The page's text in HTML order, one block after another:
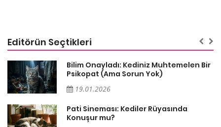
Editörün Seçtikleri
Bilim Onayladı: Kediniz Muhtemelen Bir
Psikopat (Ama Sorun Yok)
19.01.2026
Pati Sineması: Kediler Rüyasında
Konuşur mu?